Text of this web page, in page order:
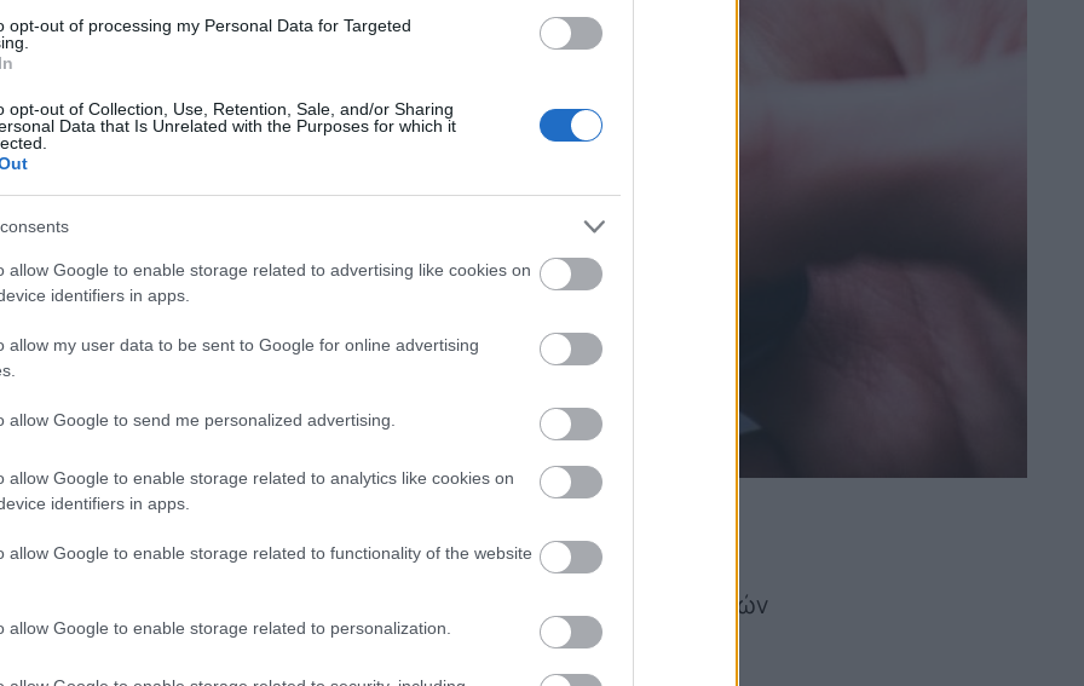
opt-out of processing my Personal Data for Targeted
opt-out of Collection, Use, Retention, Sale, and/or Sharing
Data that Is Unrelated with the Purposes for which it
allow Google to enable storage related to advertising like cookies on
identifiers in apps.
allow my user data to be sent to Google for online advertising
allow Google to send me personalized advertising.
allow Google to enable storage related to analytics like cookies on
identifiers in apps.
allow Google to enable storage related to functionality of the website
allow Google to enable storage related to personalization.
ανάρμοστες συμπεριφορές οδηγών προς επιβάτες σε πολλές
πόλεμο από επαγγελματίες αυτοκινητιστές και τον νομικό
η λειτουργία των υπηρεσιών διαμοιρασμού οδικών διαδρομών
, τι άλλο αρνητικό μπορεί άραγε να συνδεθεί με αυτές; Κι όμως,
οποίο στη θεωρία θα βοηθούσαν να καταπολεμηθεί: την